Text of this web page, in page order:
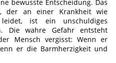
bewusste Entscheidung. Das
der an einer Krankheit wie
ist ein unschuldiges
Die wahre Gefahr entsteht
Mensch vergisst: Wenn er
er die Barmherzigkeit und